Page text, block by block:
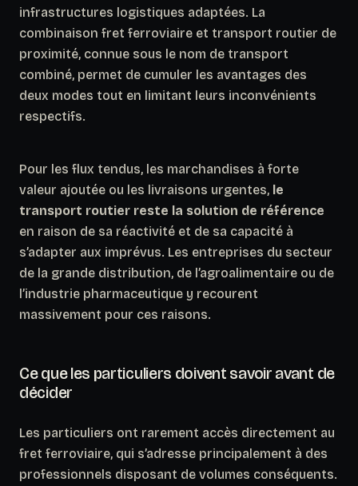
infrastructures logistiques adaptées. La
combinaison fret ferroviaire et transport routier de
proximité, connue sous le nom de transport
combiné, permet de cumuler les avantages des
deux modes tout en limitant leurs inconvénients
respectifs.
Pour les flux tendus, les marchandises à forte
valeur ajoutée ou les livraisons urgentes, le
transport routier reste la solution de référence
en raison de sa réactivité et de sa capacité à
s’adapter aux imprévus. Les entreprises du secteur
de la grande distribution, de l’agroalimentaire ou de
l’industrie pharmaceutique y recourent
massivement pour ces raisons.
Ce que les particuliers doivent savoir avant de
décider
Les particuliers ont rarement accès directement au
fret ferroviaire, qui s’adresse principalement à des
professionnels disposant de volumes conséquents.